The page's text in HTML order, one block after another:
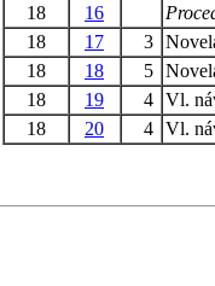
18
16
18
17 3
18
18 5
18
19 4 Vl.
18
20 4 Vl.